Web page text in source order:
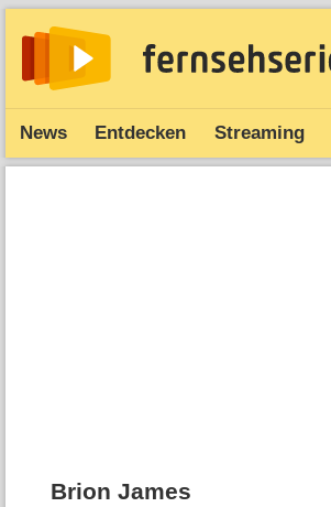
News Entdecken Streaming
Brion James